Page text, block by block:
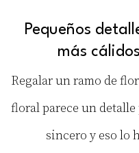
Pequeños
más
Regalar un ramo de
floral parece un
sincero y eso lo